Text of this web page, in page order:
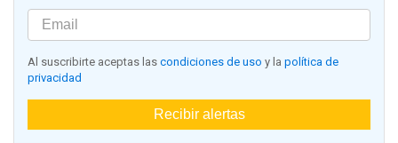
Al suscribirte aceptas las condiciones de uso y la política de
privacidad
Recibir alertas